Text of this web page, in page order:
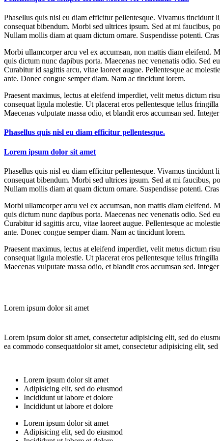
Phasellus quis nisl eu diam efficitur pellentesque. Vivamus tincidunt
consequat bibendum. Morbi sed ultrices ipsum. Sed at mi faucibus,
Nullam mollis diam at quam dictum ornare. Suspendisse potenti.
Morbi ullamcorper arcu vel ex accumsan, non mattis diam eleifend.
quis dictum nunc dapibus porta. Maecenas nec venenatis odio. Sed
Curabitur id sagittis arcu, vitae laoreet augue. Pellentesque ac
ante. Donec congue semper diam. Nam ac tincidunt lorem.
Praesent maximus, lectus at eleifend imperdiet, velit metus dictum
consequat ligula molestie. Ut placerat eros pellentesque tellus
Maecenas vulputate massa odio, et blandit eros accumsan sed.
Phasellus quis nisl eu diam efficitur pellentesque.
Lorem ipsum dolor sit amet
Phasellus quis nisl eu diam efficitur pellentesque. Vivamus tincidunt
consequat bibendum. Morbi sed ultrices ipsum. Sed at mi faucibus,
Nullam mollis diam at quam dictum ornare. Suspendisse potenti.
Morbi ullamcorper arcu vel ex accumsan, non mattis diam eleifend.
quis dictum nunc dapibus porta. Maecenas nec venenatis odio. Sed
Curabitur id sagittis arcu, vitae laoreet augue. Pellentesque ac
ante. Donec congue semper diam. Nam ac tincidunt lorem.
Praesent maximus, lectus at eleifend imperdiet, velit metus dictum
consequat ligula molestie. Ut placerat eros pellentesque tellus
Maecenas vulputate massa odio, et blandit eros accumsan sed.
Lorem ipsum dolor sit amet
Lorem ipsum dolor sit amet, consectetur adipisicing elit, sed do
ea commodo consequatdolor sit amet, consectetur adipisicing elit,
Lorem ipsum dolor sit amet
Adipisicing elit, sed do eiusmod
Incididunt ut labore et dolore
Incididunt ut labore et dolore
Lorem ipsum dolor sit amet
Adipisicing elit, sed do eiusmod